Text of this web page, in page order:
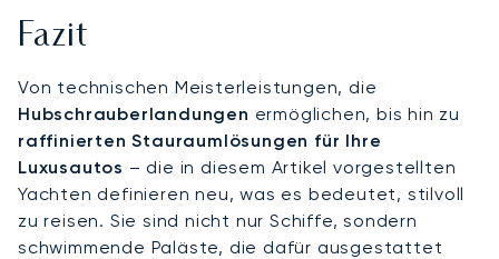
Fazit
Von technischen Meisterleistungen, die
Hubschrauberlandungen ermöglichen, bis hin zu
raffinierten Stauraumlösungen für Ihre
Luxusautos – die in diesem Artikel vorgestellten
Yachten definieren neu, was es bedeutet, stilvoll
zu reisen. Sie sind nicht nur Schiffe, sondern
schwimmende Paläste, die dafür ausgestattet